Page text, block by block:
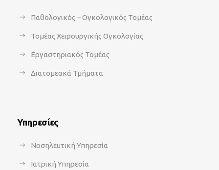
Παθολογικός – Ογκολογικός Τομέας
Τομέας Χειρουργικής Ογκολογίας
Εργαστηριακός Τομέας
Διατομεακά Τμήματα
Υπηρεσίες
Νοσηλευτική Υπηρεσία
Ιατρική Υπηρεσία